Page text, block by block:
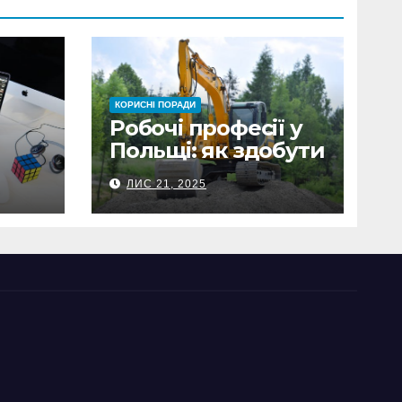
КОРИСНІ ПОРАДИ
Робочі професії у
Польщі: як здобути
затребувану
спеціальність та
заробляти гідні
ЛИС 21, 2025